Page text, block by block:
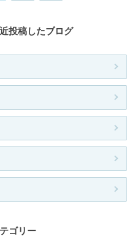
投稿したブログ
ゴリー